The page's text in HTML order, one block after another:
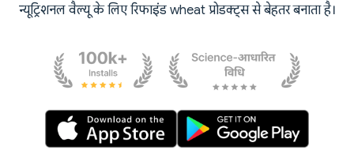
न्यूट्रिशनल वैल्यू के लिए रिफाइंड wheat प्रोडक्ट्स से बेहतर बनाता है।